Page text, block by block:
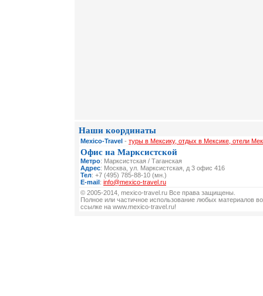
Наши координаты
Mexico-Travel - туры в Мексику, отдых в Мексике, отели
Офис на Марксистской
Метро: Марксистская / Таганская
Адрес: Москва, ул. Марксистская, д 3 офис 416
Тел: +7 (495) 785-88-10 (мн.)
E-mail: info@mexico-travel.ru
© 2005-2014, mexico-travel.ru Все права защищены.
Полное или частичное использование любых материалов
ссылке на www.mexico-travel.ru!